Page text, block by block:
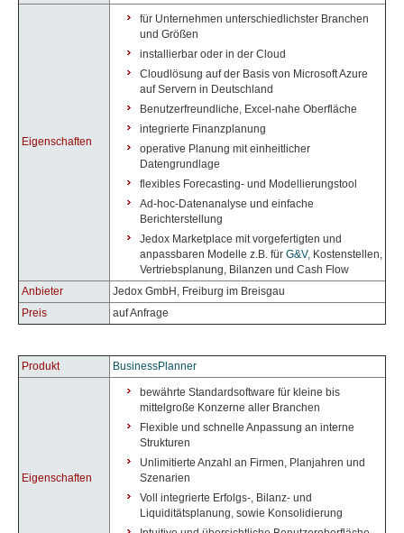
Eigenschaften
für Unternehmen unterschiedlichster Branchen
und Größen
installierbar oder in der Cloud
Cloudlösung auf der Basis von Microsoft Azure
auf Servern in Deutschland
Benutzerfreundliche, Excel-nahe Oberfläche
integrierte Finanzplanung
operative Planung mit einheitlicher
Datengrundlage
flexibles Forecasting- und Modellierungstool
Ad-hoc-Datenanalyse und einfache
Berichterstellung
Jedox Marketplace mit vorgefertigten und
anpassbaren Modelle z.B. für G&V, Kostenstellen,
Vertriebsplanung, Bilanzen und Cash Flow
Anbieter
Jedox GmbH, Freiburg im Breisgau
Preis
auf Anfrage
Produkt BusinessPlanner
Eigenschaften
bewährte Standardsoftware für kleine bis
mittelgroße Konzerne aller Branchen
Flexible und schnelle Anpassung an interne
Strukturen
Unlimitierte Anzahl an Firmen, Planjahren und
Szenarien
Voll integrierte Erfolgs-, Bilanz- und
Liquiditätsplanung, sowie Konsolidierung